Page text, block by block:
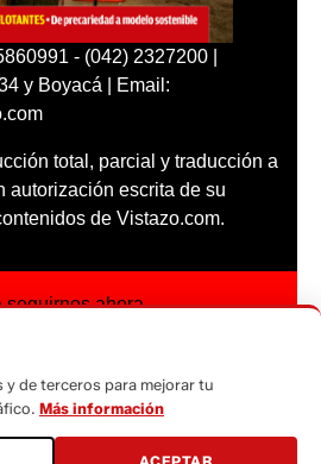
- (042) 2327200 |
y Boyacá | Email:
total, parcial y traducción a
autorización escrita de su
de Vistazo.com.
seguirnos ahora
a:
de terceros para mejorar tu
Más información
ACEPTAR